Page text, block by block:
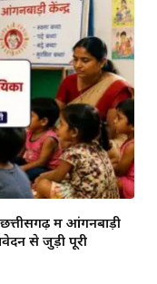
में आंगनबाड़ी
से जुड़ी पूरी